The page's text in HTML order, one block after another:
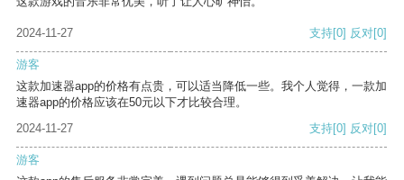
2024-11-27 支持[0] 反对[0]
游客
这款加速器app的价格有点贵，可以适当降低一些。我个人觉得，一款加
速器app的价格应该在50元以下才比较合理。
2024-11-27
支持[0] 反对[0]
游客